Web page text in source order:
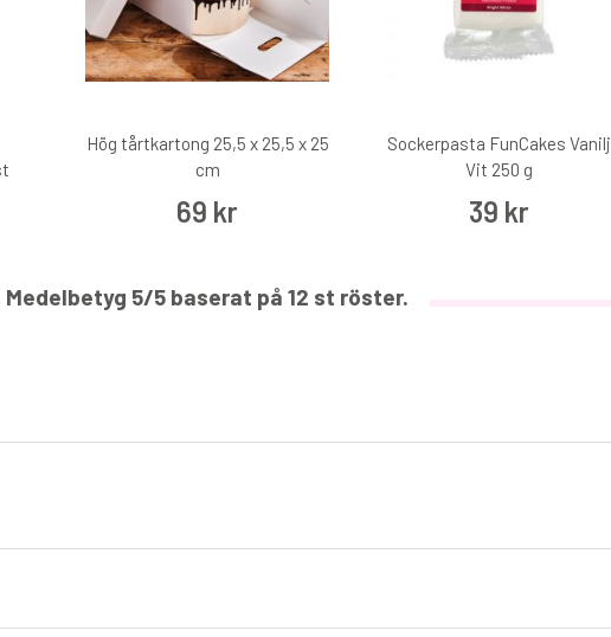
Tårtbricka guld/silver 28 cm
€1.90
Hög tårtkartong 25,5 x 25,5 x 25
cm
69 kr
Sockerpasta FunCakes Vanilj
Vit 250 g
39 kr
Medelbetyg 5/5 baserat på 12 st röster.